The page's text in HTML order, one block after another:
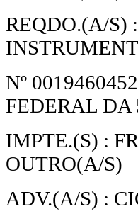
REQDO.(A/
Nº
FEDERAL DA
IMPTE.(S) :
OUTRO(A/S)
ADV.(A/S) :